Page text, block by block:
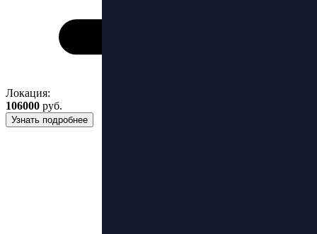
Локация:
106000 руб.
Узнать подробнее